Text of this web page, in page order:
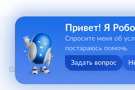
Copyright © 2019 - 2026 Акционерное
Привет! Я
Спросите меня об
постараюсь помочь
Задать вопрос